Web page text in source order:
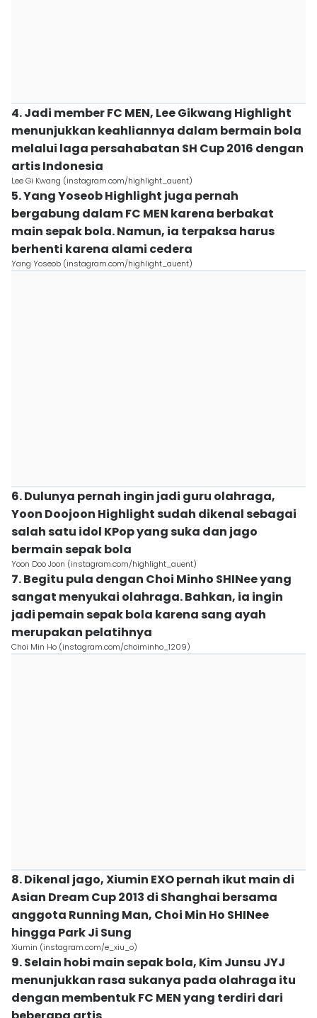
4. Jadi member FC MEN, Lee Gikwang Highlight
menunjukkan keahliannya dalam bermain bola
melalui laga persahabatan SH Cup 2016 dengan
artis Indonesia
Lee Gi Kwang (instagram.com/highlight_auent)
5. Yang Yoseob Highlight juga pernah
bergabung dalam FC MEN karena berbakat
main sepak bola. Namun, ia terpaksa harus
berhenti karena alami cedera
Yang Yoseob (instagram.com/highlight_auent)
6. Dulunya pernah ingin jadi guru olahraga,
Yoon Doojoon Highlight sudah dikenal sebagai
salah satu idol KPop yang suka dan jago
bermain sepak bola
Yoon Doo Joon (instagram.com/highlight_auent)
7. Begitu pula dengan Choi Minho SHINee yang
sangat menyukai olahraga. Bahkan, ia ingin
jadi pemain sepak bola karena sang ayah
merupakan pelatihnya
Choi Min Ho (instagram.com/choiminho_1209)
8. Dikenal jago, Xiumin EXO pernah ikut main di
Asian Dream Cup 2013 di Shanghai bersama
anggota Running Man, Choi Min Ho SHINee
hingga Park Ji Sung
Xiumin (instagram.com/e_xiu_o)
9. Selain hobi main sepak bola, Kim Junsu JYJ
menunjukkan rasa sukanya pada olahraga itu
dengan membentuk FC MEN yang terdiri dari